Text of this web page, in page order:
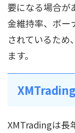
要になる場合が
金維持率、ボー
されているた
ます。
XMTradingは長